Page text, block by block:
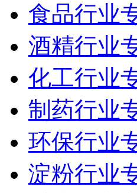
食品行业
酒精行业
化工行业
制药行业
环保行业
淀粉行业